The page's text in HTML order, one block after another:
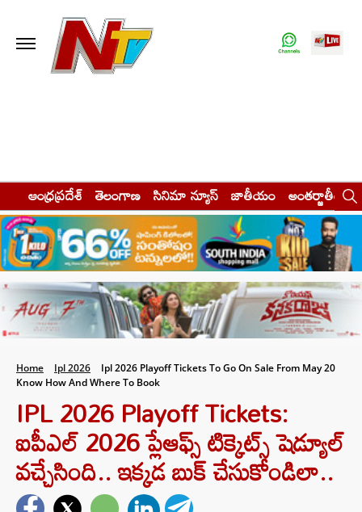
ఆంధ్రప్రదేశ్ తెలంగాణ సినిమా న్యూస్ జాతీయం అంతర్జాతీయం
Home Ipl 2026
Ipl 2026 Playoff Tickets To Go On Sale From May 20
Know How And Where To Book
IPL 2026 Playoff Tickets:
ఐపీఎల్ 2026 ప్లేఆఫ్స్ టిక్కెట్స్ షెడ్యూల్
వచ్చేసింది.. ఇక్కడ బుక్ చేసుకోండిలా..